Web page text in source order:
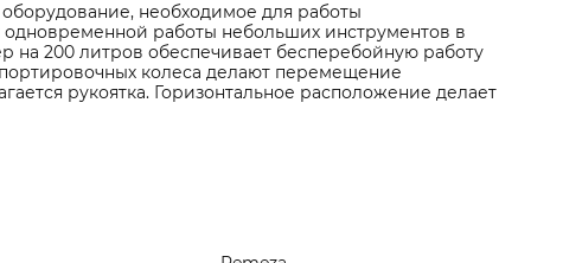
необходимое для работы
одновременной работы небольших инструментов в
на 200 литров обеспечивает бесперебойную работу
колеса делают перемещение
рукоятка. Горизонтальное расположение делает